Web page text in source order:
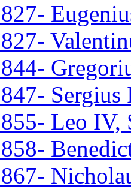
Sergius
Leo IV,